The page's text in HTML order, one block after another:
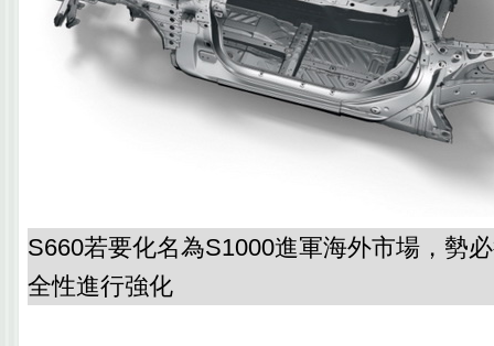
S660若要化名為S1000進軍海外市場，勢
全性進行強化